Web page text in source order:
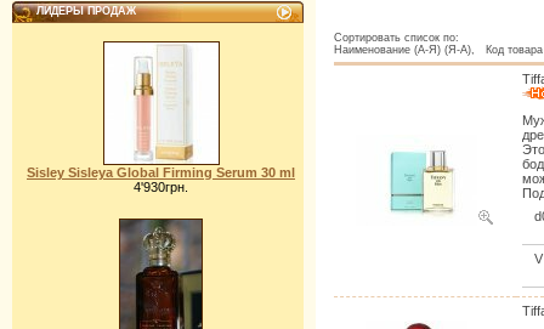
ЛИДЕРЫ ПРОДАЖ
Sisley Sisleya Global Firming Serum 30 ml
4'930грн.
Сортировать список по:
Наименование (А-Я) (Я-А), Код
V